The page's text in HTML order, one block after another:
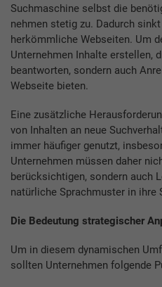
Suchmaschine selbst die
nehmen stetig zu. Dadurch
herkömmliche Webseiten. Um
Unternehmen Inhalte erstellen,
beantworten, sondern auch
Webseite bieten.
Eine zusätzliche
von Inhalten an neue
immer häufiger genutzt,
Unternehmen müssen daher
berücksichtigen, sondern auch
natürliche Sprachmuster in ihre
Die Bedeutung strategischer
Um in diesem dynamischen
sollten Unternehmen folgende